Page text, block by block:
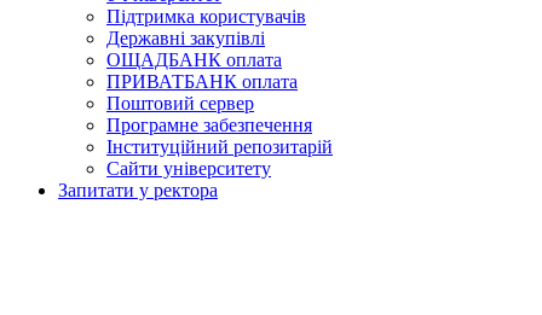
Підтримка користувачів
Державні закупівлі
ОЩАДБАНК оплата
ПРИВАТБАНК оплата
Поштовий сервер
Програмне забезпечення
Інституційний репозитарій
Сайти університету
Запитати у ректора